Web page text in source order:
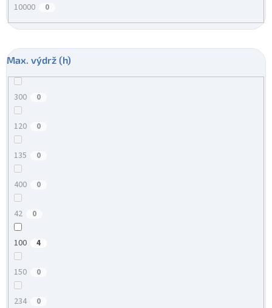
10000 0
Max. výdrž (h)
300 0
120 0
135 0
400 0
42 0
100 4
150 0
234 0